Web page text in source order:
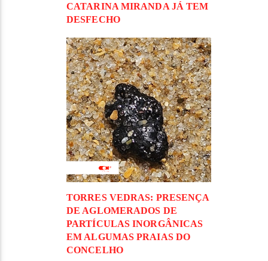
CATARINA MIRANDA JÁ TEM
DESFECHO
TORRES VEDRAS: PRESENÇA
DE AGLOMERADOS DE
PARTÍCULAS INORGÂNICAS
EM ALGUMAS PRAIAS DO
CONCELHO